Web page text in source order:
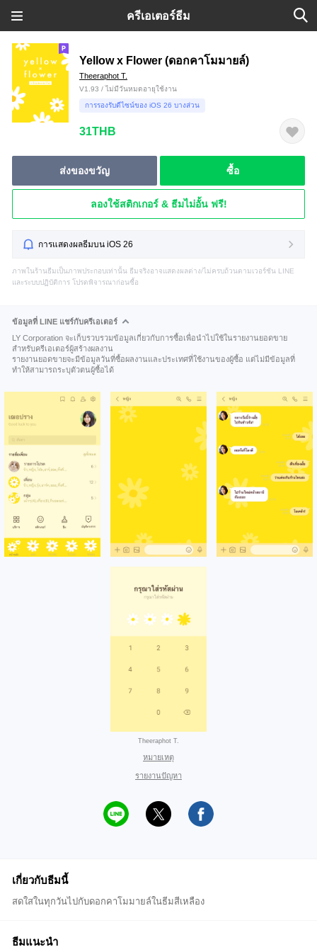
ครีเอเตอร์ธีม
Yellow x Flower (ดอกคาโมมายล์)
Theeraphot T.
V1.93 / ไม่มีวันหมดอายุใช้งาน
การรองรับดีไซน์ของ iOS 26 บางส่วน
31THB
ส่งของขวัญ ซื้อ
ลองใช้สติกเกอร์ & ธีมไม่อั้น ฟรี!
การแสดงผลธีมบน iOS 26
ภาพในร้านธีมเป็นภาพประกอบเท่านั้น ธีมจริงอาจแสดงผลต่าง/ไม่ครบถ้วนตามเวอร์ชัน LINE
และระบบปฏิบัติการ โปรดพิจารณาก่อนซื้อ
ข้อมูลที่ LINE แชร์กับครีเอเตอร์
LY Corporation จะเก็บรวบรวมข้อมูลเกี่ยวกับการซื้อเพื่อนำไปใช้ในรายงานยอดขาย
สำหรับครีเอเตอร์ผู้สร้างผลงาน
รายงานยอดขายจะมีข้อมูลวันที่ซื้อผลงานและประเทศที่ใช้งานของผู้ซื้อ แต่ไม่มีข้อมูลที่
ทำให้สามารถระบุตัวตนผู้ซื้อได้
Theeraphot T.
หมายเหตุ
รายงานปัญหา
เกี่ยวกับธีมนี้
สดใสในทุกวันไปกับดอกคาโมมายล์ในธีมสีเหลือง
ธีมแนะนำ